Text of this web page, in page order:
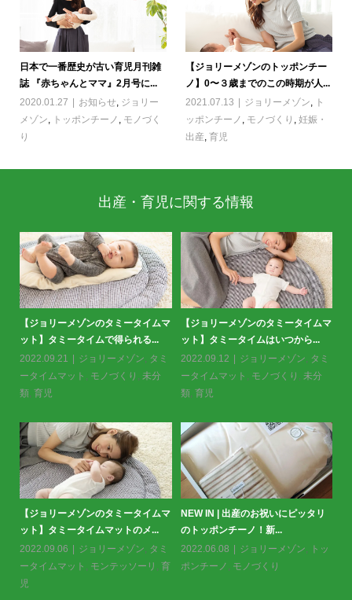
日本で一番歴史が古い育児月刊雑
誌 『赤ちゃんとママ』2月号に...
2020.01.27
お知らせ, ジョリー
メゾン, トッポンチーノ , モノづく
り
【ジョリーメゾンのトッポンチー
ノ】0〜３歳までのこの時期が人...
2021.07.13
ジョリーメゾン, ト
ッポンチーノ , モノづくり ,妊娠・
出産,育児
出産・育児に関する情報
タミータイムマ
はいつから...
ーメゾン,タミ
ノづくり,未分
いにピッタリ
新...
ーメゾン,トッ
くり
＜掲載情報＞クーヨン2月号に掲載
いただきました。
2023.01.26
お知らせ ,ジョリーメ
ゾン,トッポンチーノ
スタンダードパックから
が登場！＜布川愛子さん
2022.12.19
お知らせ
ゾン,トッポンチーノ
ジョリーメゾンの中綿もGOTS認
証！？
2022.10.18
ジョリーメゾン
布川愛子さんの描くジョ
のパッケージ
2022.10.03
ゾン, モノづくり